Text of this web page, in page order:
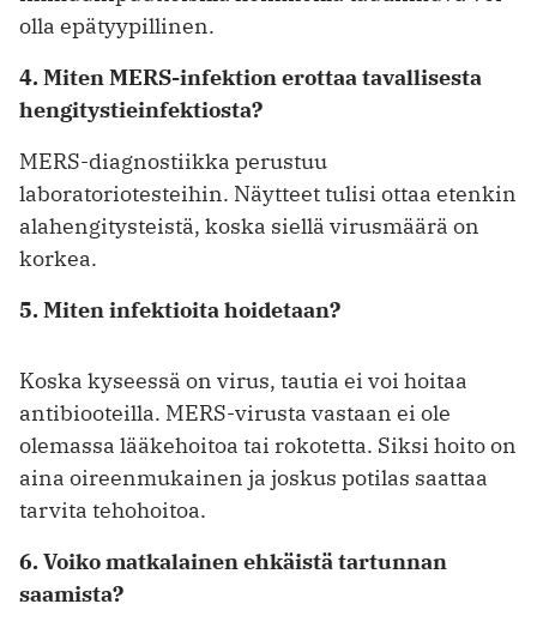
olla epätyypillinen.
4. Miten MERS-infektion erottaa tavallisesta
hengitystieinfektiosta?
MERS-diagnostiikka perustuu
laboratoriotesteihin. Näytteet tulisi ottaa etenkin
alahengitysteistä, koska siellä virusmäärä on
korkea.
5. Miten infektioita hoidetaan?
Koska kyseessä on virus, tautia ei voi hoitaa
antibiooteilla. MERS-virusta vastaan ei ole
olemassa lääkehoitoa tai rokotetta. Siksi hoito on
aina oireenmukainen ja joskus potilas saattaa
tarvita tehohoitoa.
6. Voiko matkalainen ehkäistä tartunnan
saamista?